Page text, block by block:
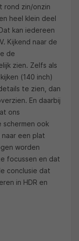
rond zin/onzin
heel klein deel
kan iedereen
Kijkend naar de
de
zien. Zelfs als
(140 inch)
te zien, dan
En daarbij
ons
ook
een plat
worden
focussen en dat
conclusie dat
in HDR en